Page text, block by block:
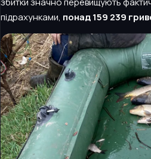
підрахунками, понад 159 239